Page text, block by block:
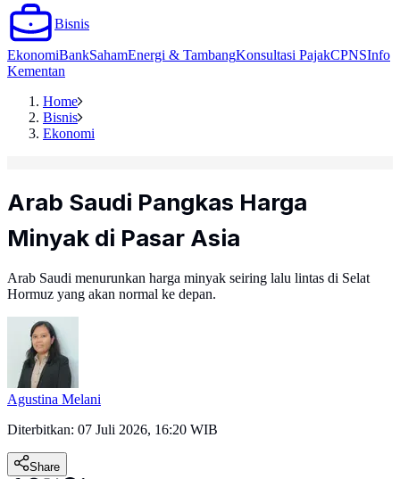
Bisnis
EkonomiBankSahamEnergi & TambangKonsultasi PajakCPNSInfo
Kementan
Home
Bisnis
Ekonomi
Arab Saudi Pangkas Harga
Minyak di Pasar Asia
Arab Saudi menurunkan harga minyak seiring lalu lintas di Selat
Hormuz yang akan normal ke depan.
Agustina Melani
Diterbitkan: 07 Juli 2026, 16:20 WIB
Share